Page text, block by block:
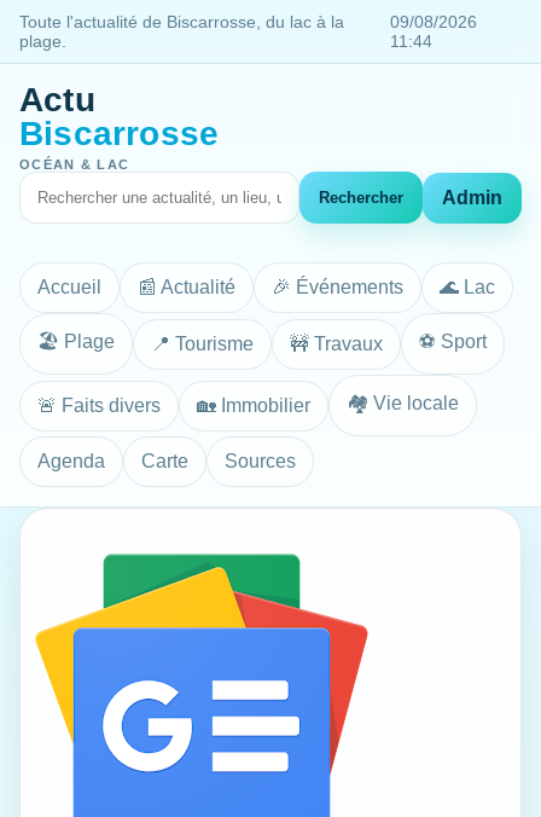
Toute l'actualité de Biscarrosse, du lac à la
plage.
09/08/2026
11:44
Actu
Biscarrosse
OCÉAN & LAC
Rechercher Admin
Accueil 📰 Actualité 🎉 Événements 🌊 Lac
🏖️ Plage 📍 Tourisme 🚧 Travaux ⚽ Sport
🚨 Faits divers 🏡 Immobilier 🏘️ Vie locale
Agenda Carte Sources